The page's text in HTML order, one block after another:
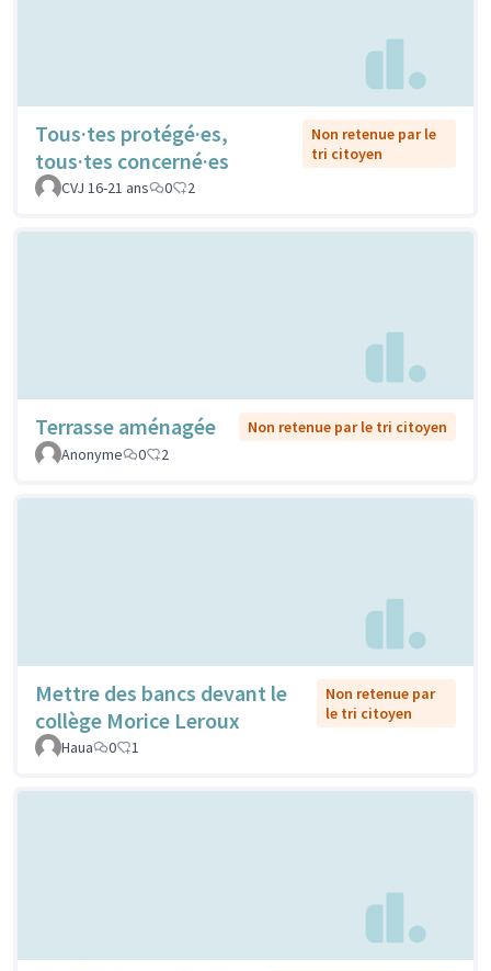
Tous·tes protégé·es,
tous·tes concerné·es
Non retenue par le
tri citoyen
CVJ 16-21 ans
0 2
Terrasse aménagée
Non retenue par le tri citoyen
Anonyme
0 2
Mettre des bancs devant le
collège Morice Leroux
Non retenue par
le tri citoyen
Haua
0 1